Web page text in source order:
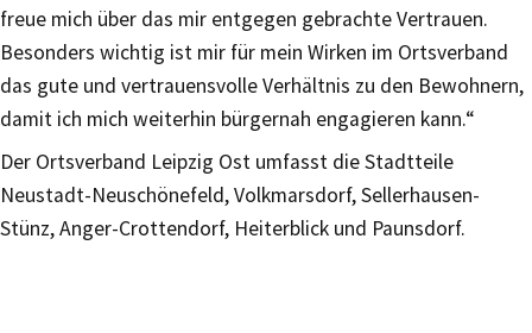
freue mich über das mir entgegen gebrachte Vertrauen.
Besonders wichtig ist mir für mein Wirken im Ortsverband
das gute und vertrauensvolle Verhältnis zu den Bewohnern,
damit ich mich weiterhin bürgernah engagieren kann.“
Der Ortsverband Leipzig Ost umfasst die Stadtteile
Neustadt-Neuschönefeld, Volkmarsdorf, Sellerhausen-
Stünz, Anger-Crottendorf, Heiterblick und Paunsdorf.